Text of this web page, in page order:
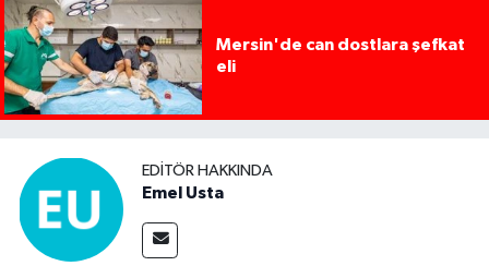
Mersin'de can dostlara şefkat
eli
EDITÖR HAKKINDA
Emel Usta